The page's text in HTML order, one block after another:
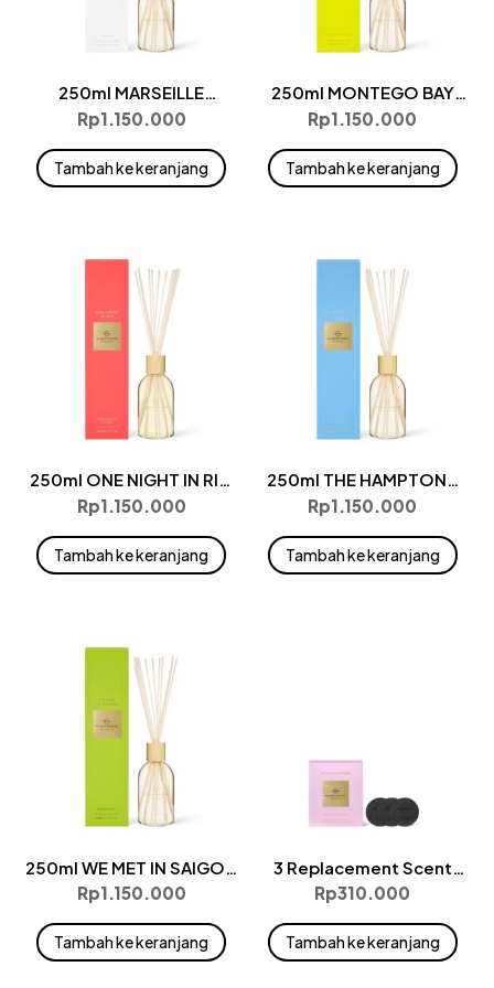
250ml MARSEILLE
MEMOIR Diffuser
Rp1.150.000
Tambah ke keranjang
250ml MONTEGO BAY
RHYTHM Diffuser
Rp1.150.000
Tambah ke keranjang
250ml ONE NIGHT IN RIO
Diffuser
Rp1.150.000
Tambah ke keranjang
250ml THE HAMPTONS
Diffuser
Rp1.150.000
Tambah ke keranjang
250ml WE MET IN SAIGON
Diffuser
Rp1.150.000
Tambah ke keranjang
3 Replacement Scent
Disks – A TAHAA AFFAIR
Rp310.000
Tambah ke keranjang